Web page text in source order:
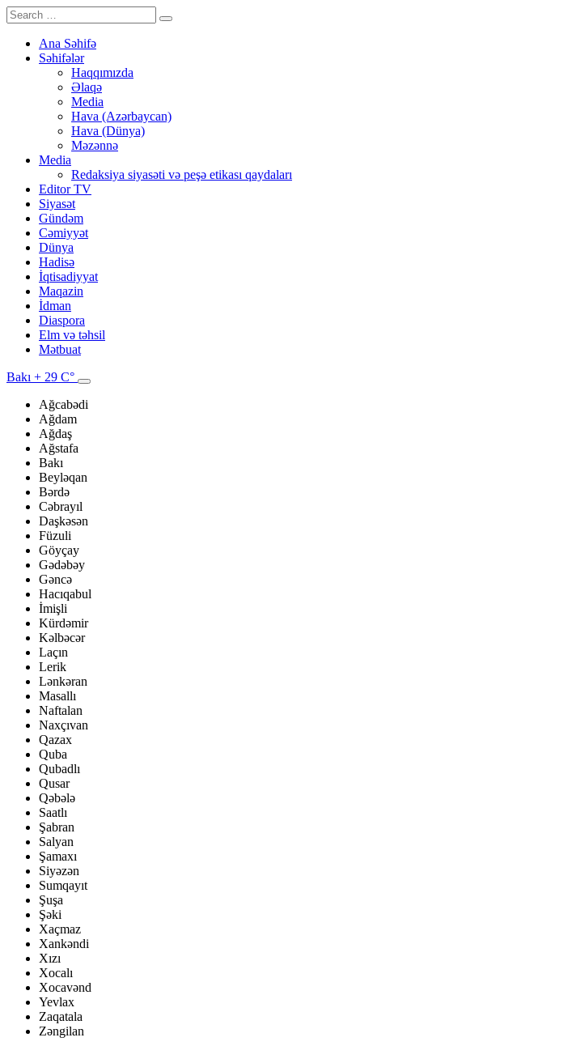
Ana Səhifə
Səhifələr
Haqqımızda
Əlaqə
Media
Hava (Azərbaycan)
Hava (Dünya)
Məzənnə
Media
Redaksiya siyasəti və peşə etikası qaydaları
Editor TV
Siyasət
Gündəm
Cəmiyyət
Dünya
Hadisə
İqtisadiyyat
Maqazin
İdman
Diaspora
Elm və təhsil
Mətbuat
Bakı + 29 C°
Ağcabədi
Ağdam
Ağdaş
Ağstafa
Bakı
Beyləqan
Bərdə
Cəbrayıl
Daşkəsən
Füzuli
Göyçay
Gədəbəy
Gəncə
Hacıqabul
İmişli
Kürdəmir
Kəlbəcər
Laçın
Lerik
Lənkəran
Masallı
Naftalan
Naxçıvan
Qazax
Quba
Qubadlı
Qusar
Qəbələ
Saatlı
Şabran
Salyan
Şamaxı
Siyəzən
Sumqayıt
Şuşa
Şəki
Xaçmaz
Xankəndi
Xızı
Xocalı
Xocavənd
Yevlax
Zaqatala
Zəngilan